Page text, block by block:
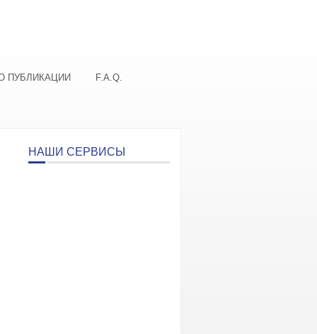
ПУБЛИКАЦИИ F.A.Q.
НАШИ СЕРВИСЫ